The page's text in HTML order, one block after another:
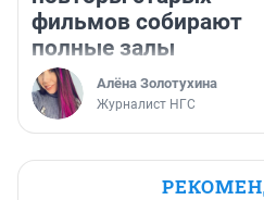
фильмов собирают
полные залы
Алёна Золотухина
Журналист НГС